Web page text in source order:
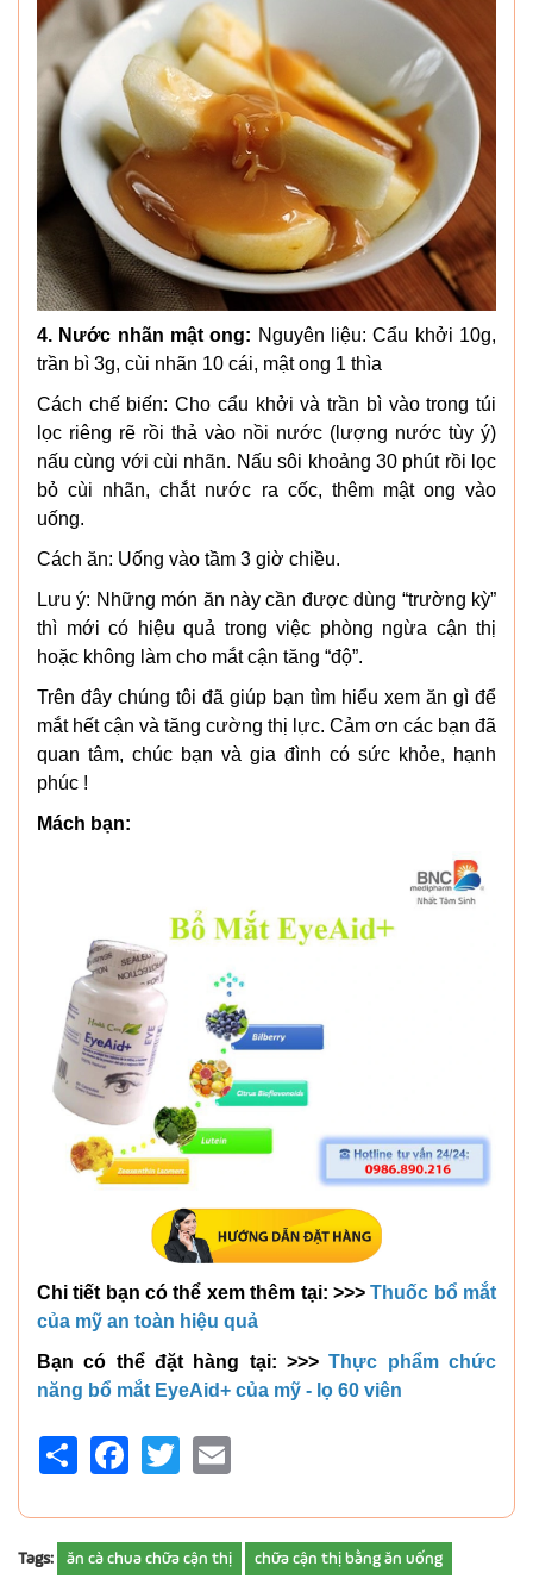
4. Nước nhãn mật ong: Nguyên liệu: Cẩu khởi 10g,
trần bì 3g, cùi nhãn 10 cái, mật ong 1 thìa
Cách chế biến: Cho cẩu khởi và trần bì vào trong túi
lọc riêng rẽ rồi thả vào nồi nước (lượng nước tùy ý)
nấu cùng với cùi nhãn. Nấu sôi khoảng 30 phút rồi lọc
bỏ cùi nhãn, chắt nước ra cốc, thêm mật ong vào
uống.
Cách ăn: Uống vào tầm 3 giờ chiều.
Lưu ý: Những món ăn này cần được dùng “trường kỳ”
thì mới có hiệu quả trong việc phòng ngừa cận thị
hoặc không làm cho mắt cận tăng “độ”.
Trên đây chúng tôi đã giúp bạn tìm hiểu xem ăn gì để
mắt hết cận và tăng cường thị lực. Cảm ơn các bạn đã
quan tâm, chúc bạn và gia đình có sức khỏe, hạnh
phúc !
Mách bạn:
Chi tiết bạn có thể xem thêm tại: >>>Thuốc bổ mắt
của mỹ an toàn hiệu quả
Bạn có thể đặt hàng tại: >>>Thực phẩm chức
năng bổ mắt EyeAid+ của mỹ - lọ 60 viên
Share FacebookTwitter
Tags: ăn cà chua chữa cận thị chữa cận thị bằng ăn uống